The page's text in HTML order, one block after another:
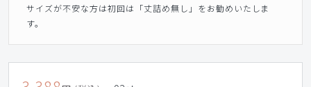
サイズが不安な方は初回は「丈詰め無し」をお勧めいたしま
す。